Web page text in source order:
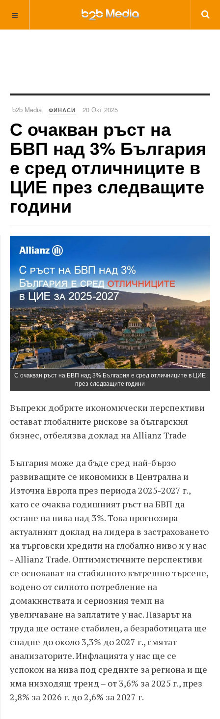
b2b Media ФИНАСИ 20 Окт 2025
С очакван ръст на
БВП над 3% България
е сред отличниците в
ЦИЕ през следващите
години
С очакван ръст на БВП над 3% България е сред отличниците в ЦИЕ
през следващите години
Въпреки добрите икономически перспективи
остават глобалните рискове за българския
бизнес, отбелязва доклад на Allianz Trade
България може да бъде сред най-бързо
развиващите се икономики в Централна и
Източна Европа през периода 2025-2027 г.,
като се очаква годишният ръст на БВП да
остане на нива над 3%. Това прогнозира
актуалният доклад на лидера в застраховането
на търговски кредити на глобално ниво и у нас
- Allianz Trade. Оптимистичните перспективи
се основават на стабилното вътрешно търсене,
водено от силното потребление на
домакинствата и сериозния темп на
увеличаване на заплатите у нас. Пазарът на
труда ще остане стабилен, а безработицата ще
спадне до около 3,3% до 2027 г., смятат
анализаторите. Инфлацията у нас ще се
успокои на нива под средните за региона и ще
има низходящ тренд – от 3,6% за 2025 г., през
2,8% за 2026 г. до 2,6% за 2027 г.